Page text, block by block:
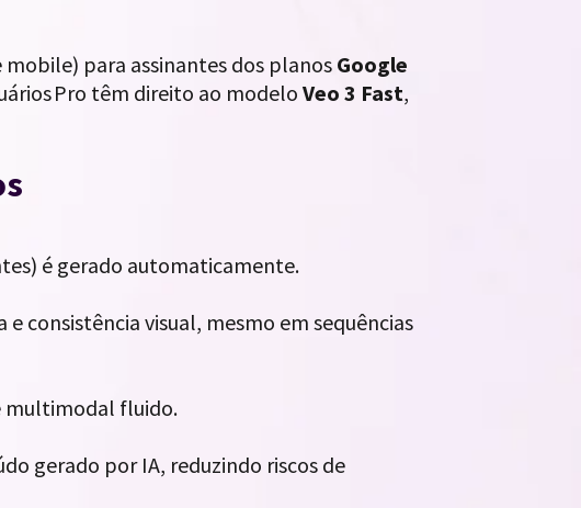
mobile) para assinantes dos planos Google
Pro têm direito ao modeloVeo 3 Fast,
é gerado automaticamente.
consistência visual, mesmo em sequências
multimodal fluido.
gerado por IA, reduzindo riscos de